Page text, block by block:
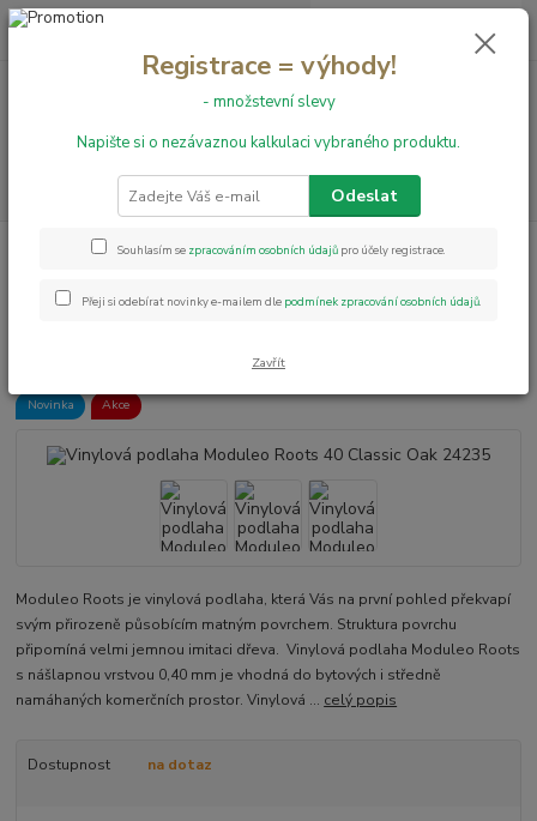
+420 731 199 591 0,00 Kč
Vinylové podlahy
Vinylová podlaha Moduleo Roots 40 Classic Oak
Vinylová podlaha Moduleo Roots
40 Classic Oak 24235
Novinka Akce
Moduleo Roots je vinylová podlaha, která Vás na první pohled překvapí
svým přirozeně působícím matným povrchem. Struktura povrchu
připomíná velmi jemnou imitaci dřeva. Vinylová podlaha Moduleo Roots
s nášlapnou vrstvou 0,40 mm je vhodná do bytových i středně
namáhaných komerčních prostor. Vinylová ... celý popis
Dostupnost na dotaz
Registrace = výhody!
- množstevní slevy
Napište si o nezávaznou kalkulaci vybraného produktu.
Odeslat
Souhlasím se zpracováním osobních údajů pro účely registrace.
Přeji si odebírat novinky e-mailem dle podmínek zpracování osobních údajů.
Zavřít